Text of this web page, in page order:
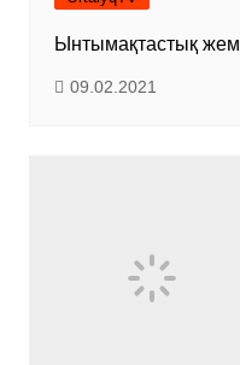
Ынтымақтастық
09.02.2021